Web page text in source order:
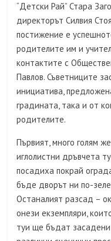
“Детски Рай” Стара
директорът Силвия
постижение е
родителите им и
контактите с
Павлов. Съветниците
инициатива,
градината, така и от
родителите.
Първият, много голям
иглолистни дръвчета
посадиха покрай
бъде дворът ни по-
Останалият разсад –
онези екземпляри,
туи ще бъдат